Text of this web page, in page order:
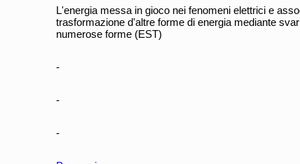
L'energia messa in gioco nei fenomeni elettrici e
trasformazione d'altre forme di energia mediante
numerose forme (EST)
-
-
-